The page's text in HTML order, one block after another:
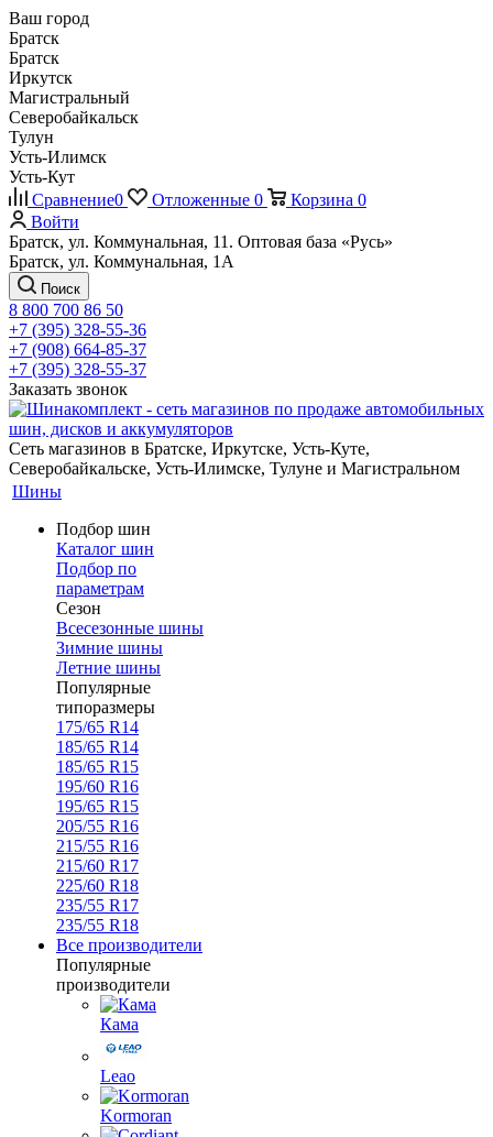
Ваш город
Братск
Братск
Иркутск
Магистральный
Северобайкальск
Тулун
Усть-Илимск
Усть-Кут
Сравнение0 Отложенные 0 Корзина 0
Войти
Братск, ул. Коммунальная, 11. Оптовая база «Русь»
Братск, ул. Коммунальная, 1А
Поиск
8 800 700 86 50
+7 (395) 328-55-36
+7 (908) 664-85-37
+7 (395) 328-55-37
Заказать звонок
Сеть магазинов в Братске, Иркутске, Усть-Куте,
Северобайкальске, Усть-Илимске, Тулуне и Магистральном
Шины
Подбор шин
Каталог шин
Подбор по
параметрам
Сезон
Всесезонные шины
Зимние шины
Летние шины
Популярные
типоразмеры
175/65 R14
185/65 R14
185/65 R15
195/60 R16
195/65 R15
205/55 R16
215/55 R16
215/60 R17
225/60 R18
235/55 R17
235/55 R18
Все производители
Популярные
производители
Кама
Leao
Kormoran